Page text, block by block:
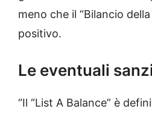
meno che il “Bilancio
positivo.
Le eventuali
“Il “List A Balance” è